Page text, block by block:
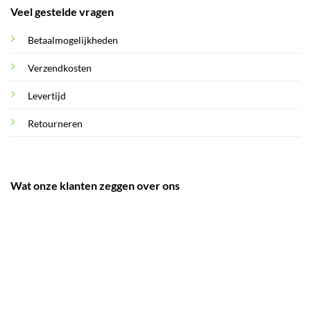
Veel gestelde vragen
Betaalmogelijkheden
Verzendkosten
Levertijd
Retourneren
Wat onze klanten zeggen over ons